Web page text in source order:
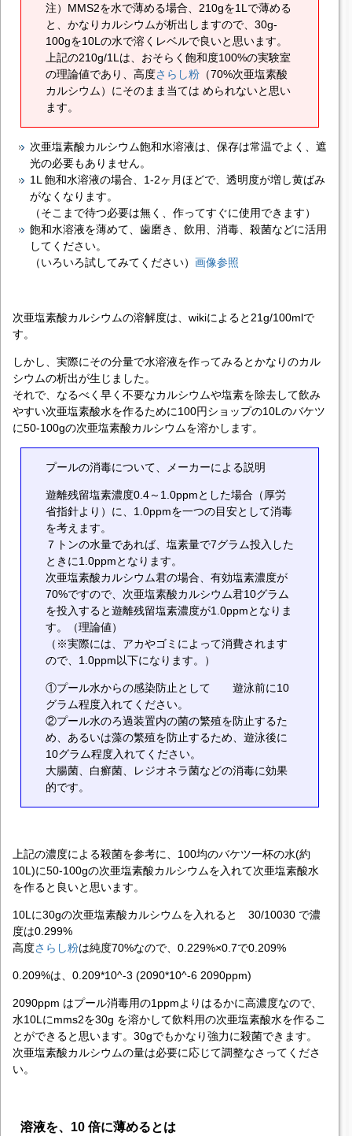
注）MMS2を水で薄める場合、210gを1Lで薄める
と、かなりカルシウムが析出しますので、30g-
100gを10Lの水で溶くレベルで良いと思います。
上記の210g/1Lは、おそらく飽和度100%の実験室
の理論値であり、高度さらし粉 （70%次亜塩素酸
カルシウム）にそのまま当ては められないと思い
ます。
次亜塩素酸カルシウム飽和水溶液は、保存は常温でよく、遮
光の必要もありません。
1L 飽和水溶液の場合、1-2ヶ月ほどで、透明度が増し黄ばみ
がなくなります。
（そこまで待つ必要は無く、作ってすぐに使用できます）
飽和水溶液を薄めて、歯磨き、飲用、消毒、殺菌などに活用
してください。
（いろいろ試してみてください） 画像参照
次亜塩素酸カルシウムの溶解度は、wikiによると21g/100mlで
す。
しかし、実際にその分量で水溶液を作ってみるとかなりのカル
シウムの析出が生じました。
それで、なるべく早く不要なカルシウムや塩素を除去して飲み
やすい次亜塩素酸水を作るために100円ショップの10Lのバケツ
に50-100gの次亜塩素酸カルシウムを溶かします。
プールの消毒について、メーカーによる説明
遊離残留塩素濃度0.4～1.0ppmとした場合（厚労
省指針より）に、1.0ppmを一つの目安として消毒
を考えます。
７トンの水量であれば、塩素量で7グラム投入した
ときに1.0ppmとなります。
次亜塩素酸カルシウム君の場合、有効塩素濃度が
70%ですので、次亜塩素酸カルシウム君10グラム
を投入すると遊離残留塩素濃度が1.0ppmとなりま
す。（理論値）
（※実際には、アカやゴミによって消費されます
ので、1.0ppm以下になります。）
①プール水からの感染防止として 遊泳前に10
グラム程度入れてください。
②プール水のろ過装置内の菌の繁殖を防止するた
め、あるいは藻の繁殖を防止するため、遊泳後に
10グラム程度入れてください。
大腸菌、白癬菌、レジオネラ菌などの消毒に効果
的です。
上記の濃度による殺菌を参考に、100均のバケツ一杯の水(約
10L)に50-100gの次亜塩素酸カルシウムを入れて次亜塩素酸水
を作ると良いと思います。
10Lに30gの次亜塩素酸カルシウムを入れると 30/10030 で濃
度は0.299%
高度さらし粉は純度70%なので、0.229%×0.7で0.209%
0.209%は、0.209*10^-3 (2090*10^-6 2090ppm)
2090ppm はプール消毒用の1ppmよりはるかに高濃度なので、
水10Lにmms2を30g を溶かして飲料用の次亜塩素酸水を作るこ
とができると思います。30gでもかなり強力に殺菌できます。
次亜塩素酸カルシウムの量は必要に応じて調整なさってくださ
い。
溶液を、10 倍に薄めるとは